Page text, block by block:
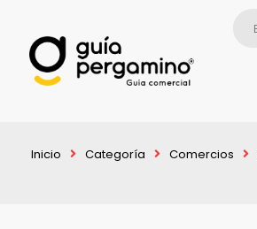
Inicio Categoría Comercios